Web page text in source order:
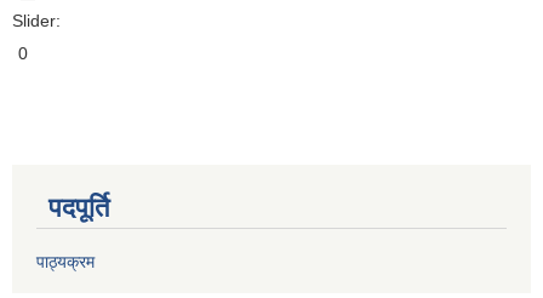
Slider:
0
पदपूर्ति
पाठ्यक्रम